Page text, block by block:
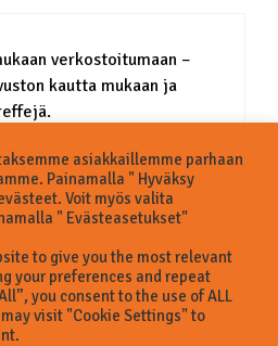
verkostoitumaan –
kautta mukaan ja
asiakkaillemme parhaan
Painamalla " Hyväksy
Voit myös valita
" Evästeasetukset"
to give you the most relevant
your preferences and repeat
you consent to the use of ALL
visit "Cookie Settings" to